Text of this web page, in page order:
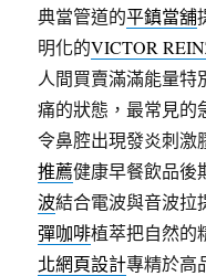
典當管道的平鎮當舖
明化的VICTOR
人間買賣滿滿能量特
痛的狀態，最常見的
令鼻腔出現發炎刺激
推薦健康早餐飲品後
波結合電波與音波拉
彈咖啡植萃把自然的
北網頁設計專精於高